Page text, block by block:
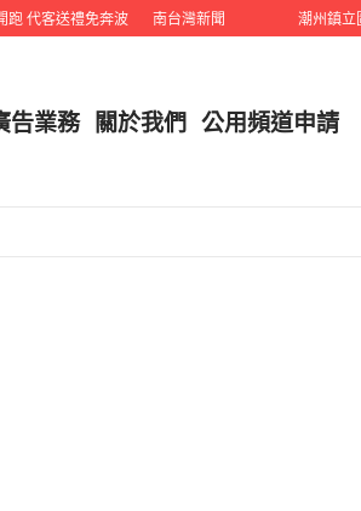
代客送禮免奔波 南台灣新聞 潮州鎮立
告業務 關於我們 公用頻道申請